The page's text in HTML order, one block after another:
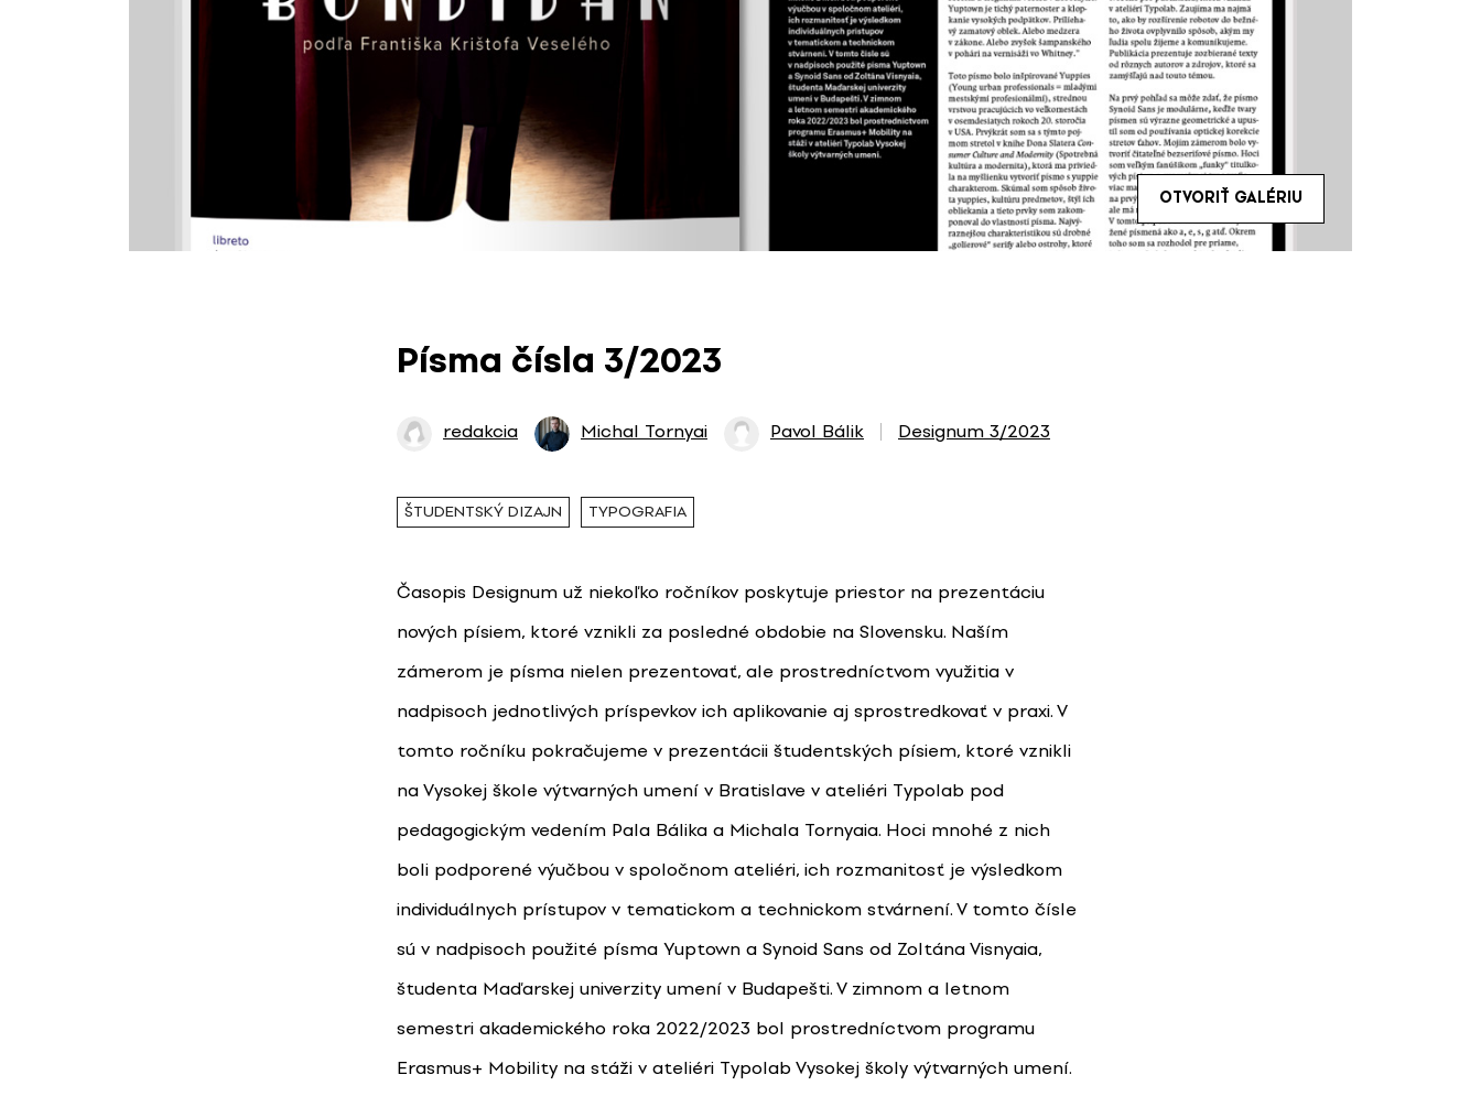
OTVORIŤ GALÉRIU
Písma čísla 3/2023
redakcia Michal Tornyai Pavol Bálik Designum 3/2023
ŠTUDENTSKÝ DIZAJN TYPOGRAFIA
Časopis Designum už niekoľko ročníkov poskytuje priestor na prezentáciu
nových písiem, ktoré vznikli za posledné obdobie na Slovensku. Naším
zámerom je písma nielen prezentovať, ale prostredníctvom využitia v
nadpisoch jednotlivých príspevkov ich aplikovanie aj sprostredkovať v praxi. V
tomto ročníku pokračujeme v prezentácii študentských písiem, ktoré vznikli
na Vysokej škole výtvarných umení v Bratislave v ateliéri Typolab pod
pedagogickým vedením Pala Bálika a Michala Tornyaia. Hoci mnohé z nich
boli podporené výučbou v spoločnom ateliéri, ich rozmanitosť je výsledkom
individuálnych prístupov v tematickom a technickom stvárnení. V tomto čísle
sú v nadpisoch použité písma Yuptown a Synoid Sans od Zoltána Visnyaia,
študenta Maďarskej univerzity umení v Budapešti. V zimnom a letnom
semestri akademického roka 2022/2023 bol prostredníctvom programu
Erasmus+ Mobility na stáži v ateliéri Typolab Vysokej školy výtvarných umení.